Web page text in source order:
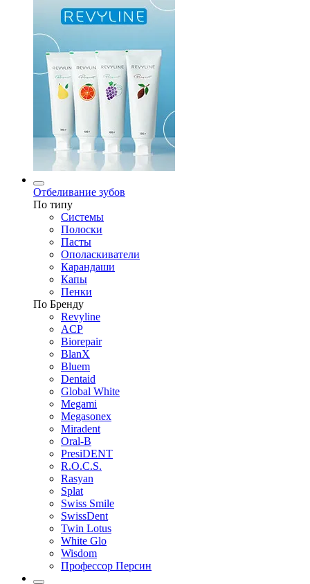
Отбеливание зубов
По типу
Системы
Полоски
Пасты
Ополаскиватели
Карандаши
Капы
Пенки
По Бренду
Revyline
ACP
Biorepair
BlanX
Bluem
Dentaid
Global White
Megami
Megasonex
Miradent
Oral-B
PresiDENT
R.O.C.S.
Rasyan
Splat
Swiss Smile
SwissDent
Twin Lotus
White Glo
Wisdom
Профессор Персин